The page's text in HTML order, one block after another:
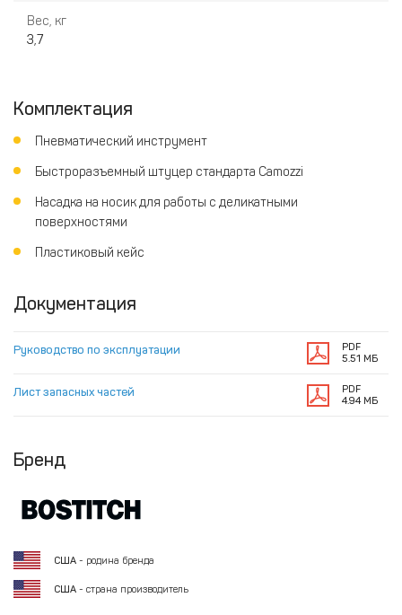
Вес, кг
3,7
Комплектация
Пневматический инструмент
Быстроразъемный штуцер стандарта Camozzi
Насадка на носик для работы с деликатными
поверхностями
Пластиковый кейс
Документация
Руководство по эксплуатации
PDF
5.51 МБ
Лист запасных частей
PDF
4.94 МБ
Бренд
США - родина бренда
США - страна производитель